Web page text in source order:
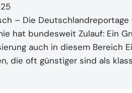
– Die Deutschlandreportage ·
hat bundesweit Zulauf: Ein
auch in diesem Bereich
die oft günstiger sind als